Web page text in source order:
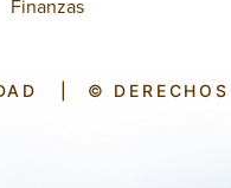
Finanzas
©